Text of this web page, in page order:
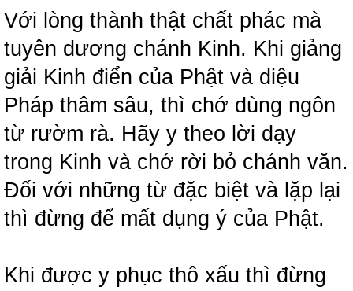
Với lòng thành thật chất phác mà
tuyên dương chánh Kinh. Khi giảng
giải Kinh điển của Phật và diệu
Pháp thâm sâu, thì chớ dùng ngôn
từ rườm rà. Hãy y theo lời dạy
trong Kinh và chớ rời bỏ chánh văn.
Đối với những từ đặc biệt và lặp lại
thì đừng để mất dụng ý của Phật.
Khi được y phục thô xấu thì đừng